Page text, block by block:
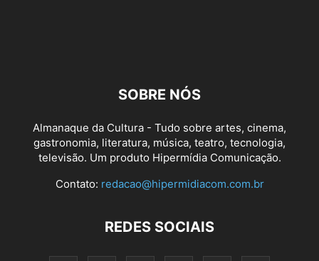
SOBRE NÓS
Almanaque da Cultura - Tudo sobre artes, cinema,
gastronomia, literatura, música, teatro, tecnologia,
televisão. Um produto Hipermídia Comunicação.
Contato: redacao@hipermidiacom.com.br
REDES SOCIAIS